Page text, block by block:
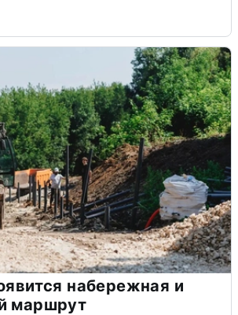
набережная и
маршрут